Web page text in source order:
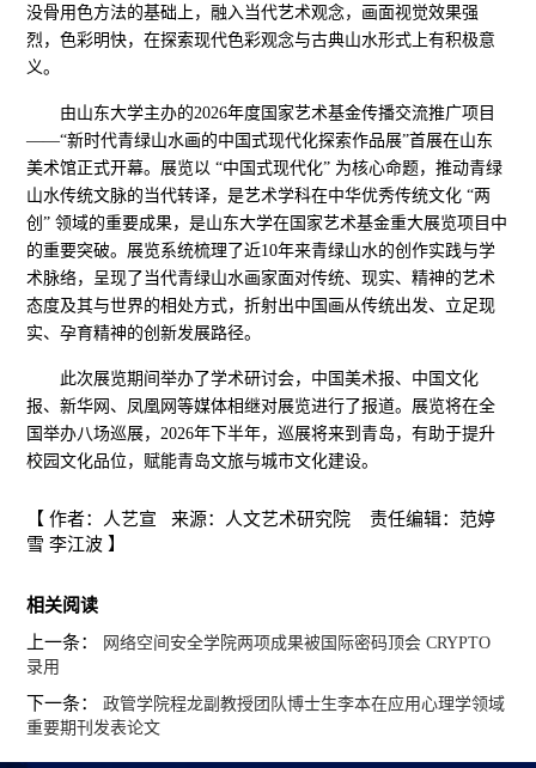
没骨用色方法的基础上，融入当代艺术观念，画面视觉效果强
烈，色彩明快，在探索现代色彩观念与古典山水形式上有积极意
义。
由山东大学主办的2026年度国家艺术基金传播交流推广项目
——“新时代青绿山水画的中国式现代化探索作品展”首展在山东
美术馆正式开幕。展览以 “中国式现代化” 为核心命题，推动青绿
山水传统文脉的当代转译，是艺术学科在中华优秀传统文化 “两
创” 领域的重要成果，是山东大学在国家艺术基金重大展览项目中
的重要突破。展览系统梳理了近10年来青绿山水的创作实践与学
术脉络，呈现了当代青绿山水画家面对传统、现实、精神的艺术
态度及其与世界的相处方式，折射出中国画从传统出发、立足现
实、孕育精神的创新发展路径。
此次展览期间举办了学术研讨会，中国美术报、中国文化
报、新华网、凤凰网等媒体相继对展览进行了报道。展览将在全
国举办八场巡展，2026年下半年，巡展将来到青岛，有助于提升
校园文化品位，赋能青岛文旅与城市文化建设。
【 作者：人艺宣 来源：人文艺术研究院 责任编辑：范婷
雪 李江波 】
相关阅读
上一条：
网络空间安全学院两项成果被国际密码顶会 CRYPTO
录用
下一条：政管学院程龙副教授团队博士生李本在应用心理学领域
重要期刊发表论文